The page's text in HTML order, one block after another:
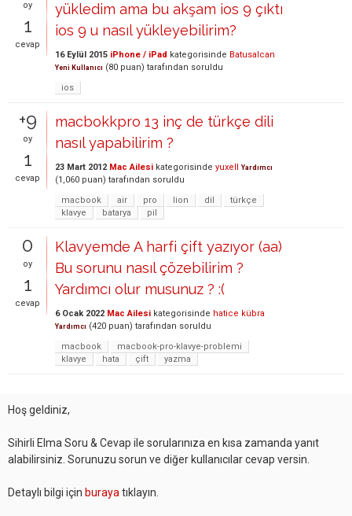
oy
1
cevap
yükledim ama bu akşam ios 9 çıktı
ios 9 u nasıl yükleyebilirim?
16 Eylül 2015 iPhone / iPad kategorisinde Batusalcan
Yeni Kullanıcı (80 puan) tarafından soruldu
ios
+9
oy
1
cevap
macbokkpro 13 inç de türkçe dili
nasıl yapabilirim ?
23 Mart 2012 Mac Ailesi kategorisinde yuxell Yardımcı
(1,060 puan) tarafından soruldu
macbook
air pro lion dil
türkçe
klavye
batarya pil
0
oy
1
cevap
Klavyemde A harfi çift yazıyor (aa)
Bu sorunu nasıl çözebilirim ?
Yardımcı olur musunuz ? :(
6 Ocak 2022 Mac Ailesi kategorisinde hatice kübra
Yardımcı (420 puan) tarafından soruldu
macbook
macbook-pro-klavye-problemi
klavye
hata çift yazma
Hoş geldiniz,
Sihirli Elma Soru & Cevap ile sorularınıza en kısa zamanda yanıt
alabilirsiniz. Sorunuzu sorun ve diğer kullanıcılar cevap versin.
Detaylı bilgi için buraya tıklayın.